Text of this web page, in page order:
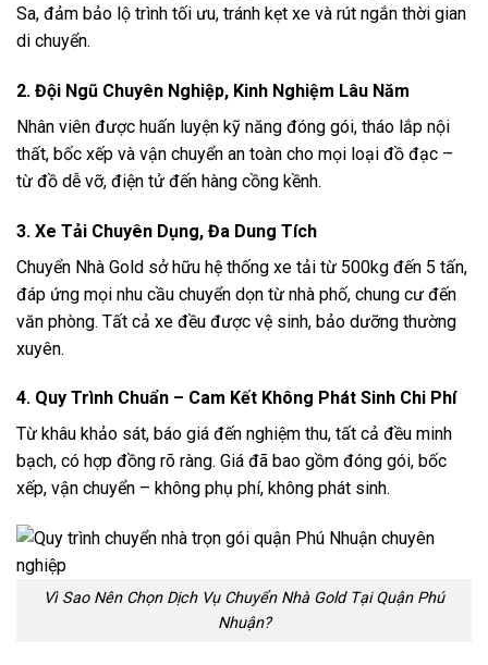
Sa, đảm bảo lộ trình tối ưu, tránh kẹt xe và rút ngắn thời gian
di chuyển.
2. Đội Ngũ Chuyên Nghiệp, Kinh Nghiệm Lâu Năm
Nhân viên được huấn luyện kỹ năng đóng gói, tháo lắp nội
thất, bốc xếp và vận chuyển an toàn cho mọi loại đồ đạc –
từ đồ dễ vỡ, điện tử đến hàng cồng kềnh.
3. Xe Tải Chuyên Dụng, Đa Dung Tích
Chuyển Nhà Gold sở hữu hệ thống xe tải từ 500kg đến 5 tấn,
đáp ứng mọi nhu cầu chuyển dọn từ nhà phố, chung cư đến
văn phòng. Tất cả xe đều được vệ sinh, bảo dưỡng thường
xuyên.
4. Quy Trình Chuẩn – Cam Kết Không Phát Sinh Chi Phí
Từ khâu khảo sát, báo giá đến nghiệm thu, tất cả đều minh
bạch, có hợp đồng rõ ràng. Giá đã bao gồm đóng gói, bốc
xếp, vận chuyển – không phụ phí, không phát sinh.
Vì Sao Nên Chọn Dịch Vụ Chuyển Nhà Gold Tại Quận Phú
Nhuận?